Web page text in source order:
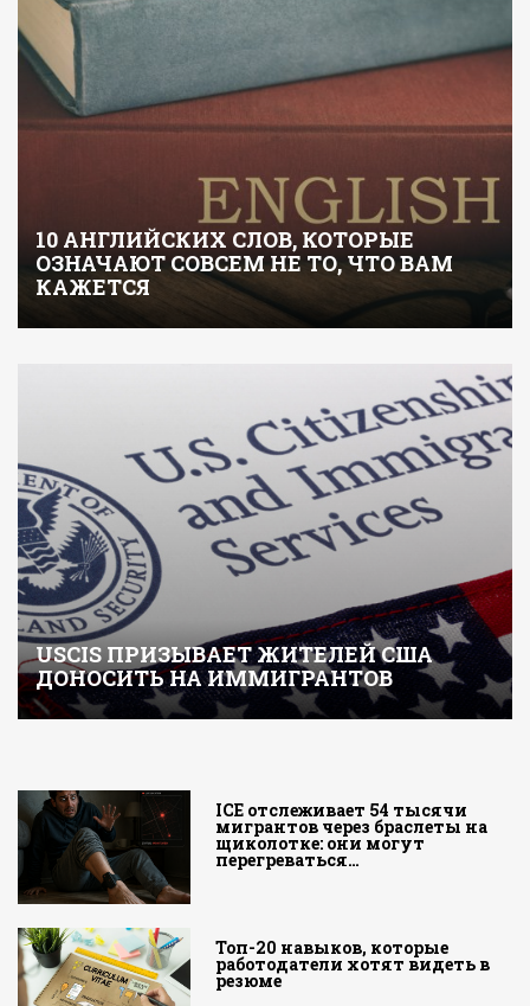
10 АНГЛИЙСКИХ СЛОВ, КОТОРЫЕ
ОЗНАЧАЮТ СОВСЕМ НЕ ТО, ЧТО ВАМ
КАЖЕТСЯ
USCIS ПРИЗЫВАЕТ ЖИТЕЛЕЙ США
ДОНОСИТЬ НА ИММИГРАНТОВ
ICE отслеживает 54 тысячи
мигрантов через браслеты на
щиколотке: они могут
перегреваться…
Топ-20 навыков, которые
работодатели хотят видеть в
резюме